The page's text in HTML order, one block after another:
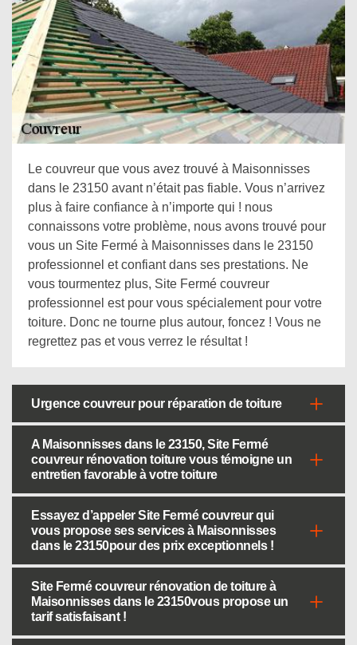
Le couvreur que vous avez trouvé à Maisonnisses
dans le 23150 avant n’était pas fiable. Vous n’arrivez
plus à faire confiance à n’importe qui ! nous
connaissons votre problème, nous avons trouvé pour
vous un Site Fermé à Maisonnisses dans le 23150
professionnel et confiant dans ses prestations. Ne
vous tourmentez plus, Site Fermé couvreur
professionnel est pour vous spécialement pour votre
toiture. Donc ne tourne plus autour, foncez ! Vous ne
regrettez pas et vous verrez le résultat !
Urgence couvreur pour réparation de toiture
A Maisonnisses dans le 23150, Site Fermé
couvreur rénovation toiture vous témoigne un
entretien favorable à votre toiture
Essayez d’appeler Site Fermé couvreur qui
vous propose ses services à Maisonnisses
dans le 23150pour des prix exceptionnels !
Site Fermé couvreur rénovation de toiture à
Maisonnisses dans le 23150vous propose un
tarif satisfaisant !